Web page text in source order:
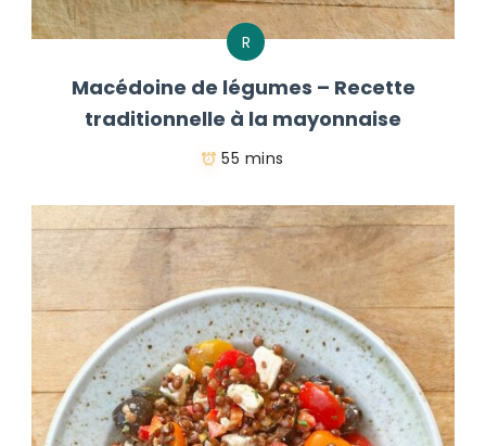
R
Macédoine de légumes – Recette
traditionnelle à la mayonnaise
55 mins